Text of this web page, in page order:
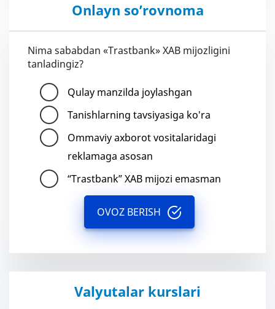
Onlayn so’rovnoma
Nima sababdan «Trastbank» XAB mijozligini
tanladingiz?
Qulay manzilda joylashgan
Tanishlarning tavsiyasiga ko'ra
Ommaviy axborot vositalaridagi
reklamaga asosan
“Trastbank” XAB mijozi emasman
OVOZ BERISH
Valyutalar kurslari